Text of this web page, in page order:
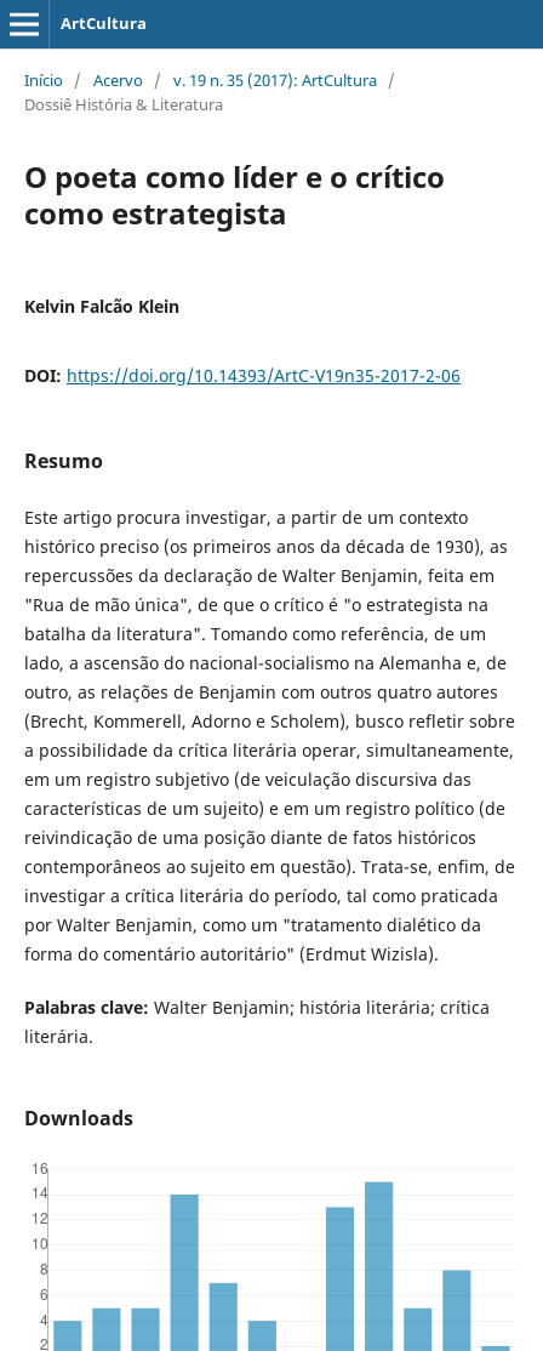
ArtCultura
Início / Acervo / v. 19 n. 35 (2017): ArtCultura /
Dossiê História & Literatura
O poeta como líder e o crítico
como estrategista
Kelvin Falcão Klein
DOI: https://doi.org/10.14393/ArtC-V19n35-2017-2-06
Resumo
Este artigo procura investigar, a partir de um contexto
histórico preciso (os primeiros anos da década de 1930), as
repercussões da declaração de Walter Benjamin, feita em
"Rua de mão única", de que o crítico é "o estrategista na
batalha da literatura". Tomando como referência, de um
lado, a ascensão do nacional-socialismo na Alemanha e, de
outro, as relações de Benjamin com outros quatro autores
(Brecht, Kommerell, Adorno e Scholem), busco refletir sobre
a possibilidade da crítica literária operar, simultaneamente,
em um registro subjetivo (de veiculação discursiva das
características de um sujeito) e em um registro político (de
reivindicação de uma posição diante de fatos históricos
contemporâneos ao sujeito em questão). Trata-se, enfim, de
investigar a crítica literária do período, tal como praticada
por Walter Benjamin, como um "tratamento dialético da
forma do comentário autoritário" (Erdmut Wizisla).
Palabras clave: Walter Benjamin; história literária; crítica
literária.
Downloads